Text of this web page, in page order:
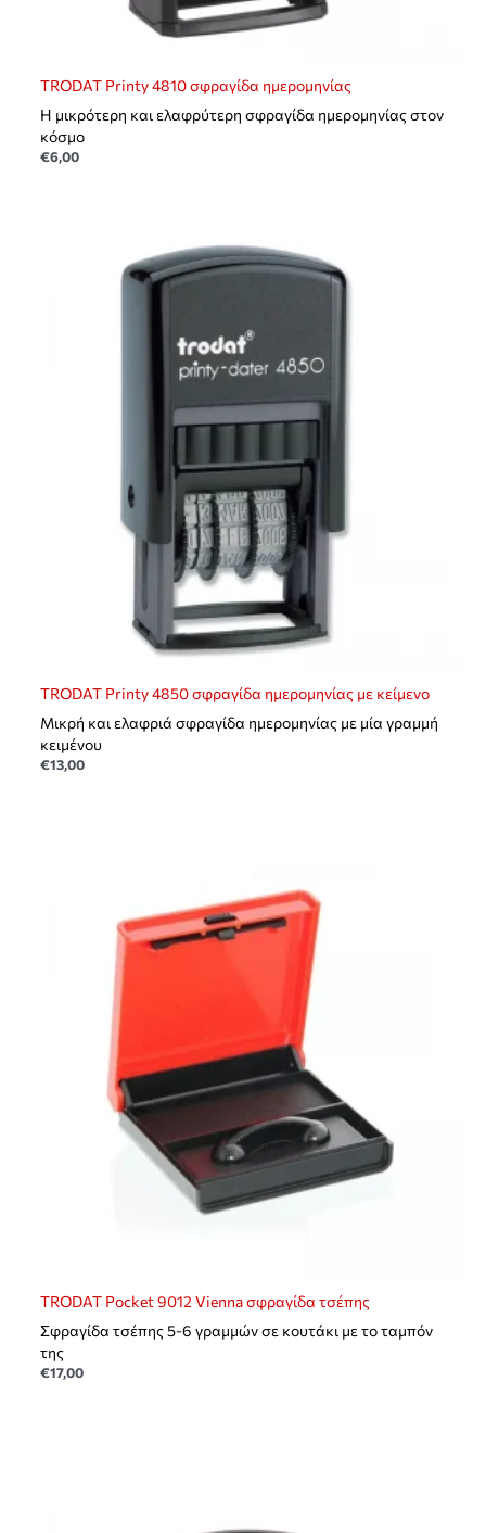
TRODAT Printy 4810 σφραγίδα ημερομηνίας
Η μικρότερη και ελαφρύτερη σφραγίδα ημερομηνίας στον
κόσμο
€6,00
TRODAT Printy 4850 σφραγίδα ημερομηνίας με κείμενο
Μικρή και ελαφριά σφραγίδα ημερομηνίας με μία γραμμή
κειμένου
€13,00
TRODAT Pocket 9012 Vienna σφραγίδα τσέπης
Σφραγίδα τσέπης 5-6 γραμμών σε κουτάκι με το ταμπόν
της
€17,00